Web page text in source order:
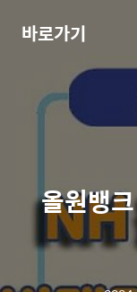
바로가기
올원뱅